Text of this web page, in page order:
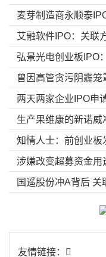
麦芽制造商永顺泰
待解
艾融软件IPO：关联
弘景光电创业板IPO
经营特性，毛利率
规增长指向粉饰报表
曾因高管贪污阴霾
疾仍需待解
两天两家企业IPO申
生产果维康的新诺
知情人士：前创业板
人被查
涉嫌改变超募资金用
高套现铺路
国遥股份冲A背后 关
友情链接：